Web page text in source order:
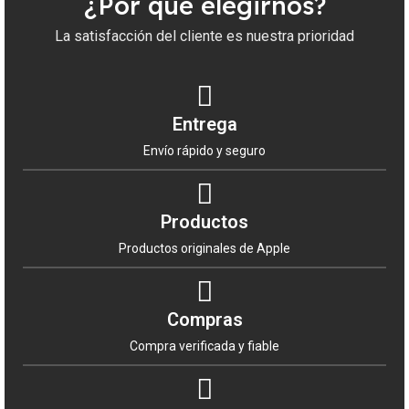
y descubre la gran diferencia que puede
hacer en tu negocio.
La satisfacción del cliente es nuestra prioridad
Entrega
Envío rápido y seguro
Productos
Productos originales de Apple
Compras
Compra verificada y fiable